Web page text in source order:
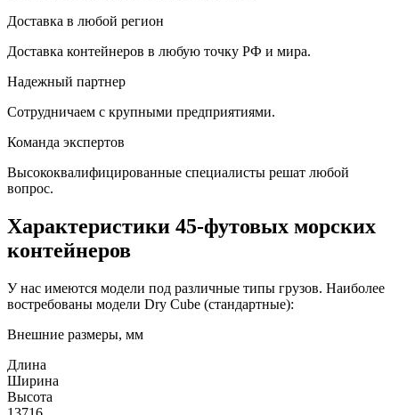
Доставка в любой регион
Доставка контейнеров в любую точку РФ и мира.
Надежный партнер
Сотрудничаем с крупными предприятиями.
Команда экспертов
Высококвалифицированные специалисты решат любой
вопрос.
Характеристики 45-футовых морских
контейнеров
У нас имеются модели под различные типы грузов. Наиболее
востребованы модели Dry Cube (стандартные):
Внешние размеры, мм
Длина
Ширина
Высота